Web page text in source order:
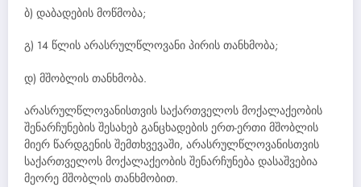
ბ) დაბადების მოწმობა;
გ) 14 წლის არასრულწლოვანი პირის თანხმობა;
დ) მშობლის თანხმობა.
არასრულწლოვანისთვის საქართველოს მოქალაქეობის
შენარჩუნების შესახებ განცხადების ერთ-ერთი მშობლის
მიერ წარდგენის შემთხვევაში, არასრულწლოვანისთვის
საქართველოს მოქალაქეობის შენარჩუნება დასაშვებია
მეორე მშობლის თანხმობით.